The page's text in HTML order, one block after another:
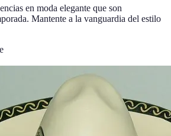
en moda elegante que son
Mantente a la vanguardia del estilo